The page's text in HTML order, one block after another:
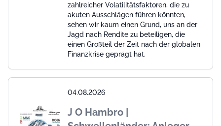
zahlreicher Volatilitätsfaktoren, die zu
akuten Ausschlägen führen könnten,
sehen wir kaum einen Grund, uns an der
Jagd nach Rendite zu beteiligen, die
einen Großteil der Zeit nach der globalen
Finanzkrise geprägt hat.
04.08.2026
J O Hambro |